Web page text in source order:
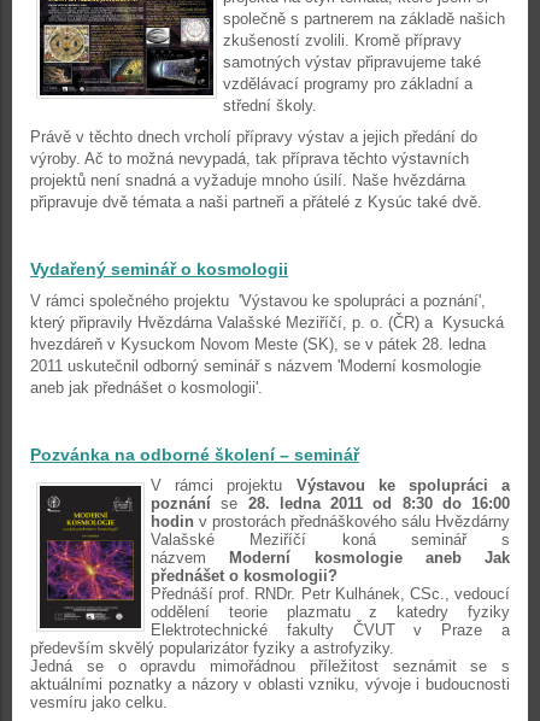
společně s partnerem na základě našich
zkušeností zvolili. Kromě přípravy
samotných výstav připravujeme také
vzdělávací programy pro základní a
střední školy.
Právě v těchto dnech vrcholí přípravy výstav a jejich předání do
výroby. Ač to možná nevypadá, tak příprava těchto výstavních
projektů není snadná a vyžaduje mnoho úsilí. Naše hvězdárna
připravuje dvě témata a naši partneři a přátelé z Kysúc také dvě.
Vydařený seminář o kosmologii
V rámci společného projektu 'Výstavou ke spolupráci a poznání',
který připravily Hvězdárna Valašské Meziříčí, p. o. (ČR) a Kysucká
hvezdáreň v Kysuckom Novom Meste (SK), se v pátek 28. ledna
2011 uskutečnil odborný seminář s názvem 'Moderní kosmologie
aneb jak přednášet o kosmologii'.
Pozvánka na odborné školení – seminář
V rámci projektu Výstavou ke spolupráci a
poznáníse 28. ledna 2011 od 8:30 do 16:00
hodin v prostorách přednáškového sálu Hvězdárny
Valašské Meziříčí koná seminář s
názvem Moderní kosmologie aneb Jak
přednášet o kosmologii?
Přednáší prof. RNDr. Petr Kulhánek, CSc., vedoucí
oddělení teorie plazmatu z katedry fyziky
Elektrotechnické fakulty ČVUT v Praze a
především skvělý popularizátor fyziky a astrofyziky.
Jedná se o opravdu mimořádnou příležitost seznámit se s
aktuálními poznatky a názory v oblasti vzniku, vývoje i budoucnosti
vesmíru jako celku.